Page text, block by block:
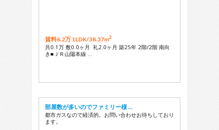
賃料6.2万 1LDK/38.37m2
共0.1万 敷0.0ヶ月 礼2.0ヶ月 築25年 2階/2階 南向
き■ＪＲ山陽本線 …
部屋数が多いのでファミリー様 …
都市ガスなので経済的。お問い合わせお待ちしており
ます。